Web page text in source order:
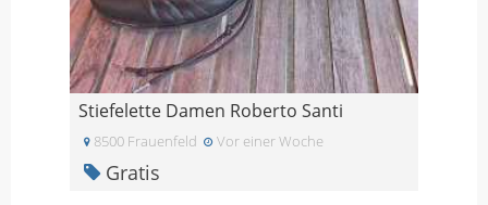
Stiefelette Damen Roberto Santi
8500 Frauenfeld Vor einer Woche
Gratis